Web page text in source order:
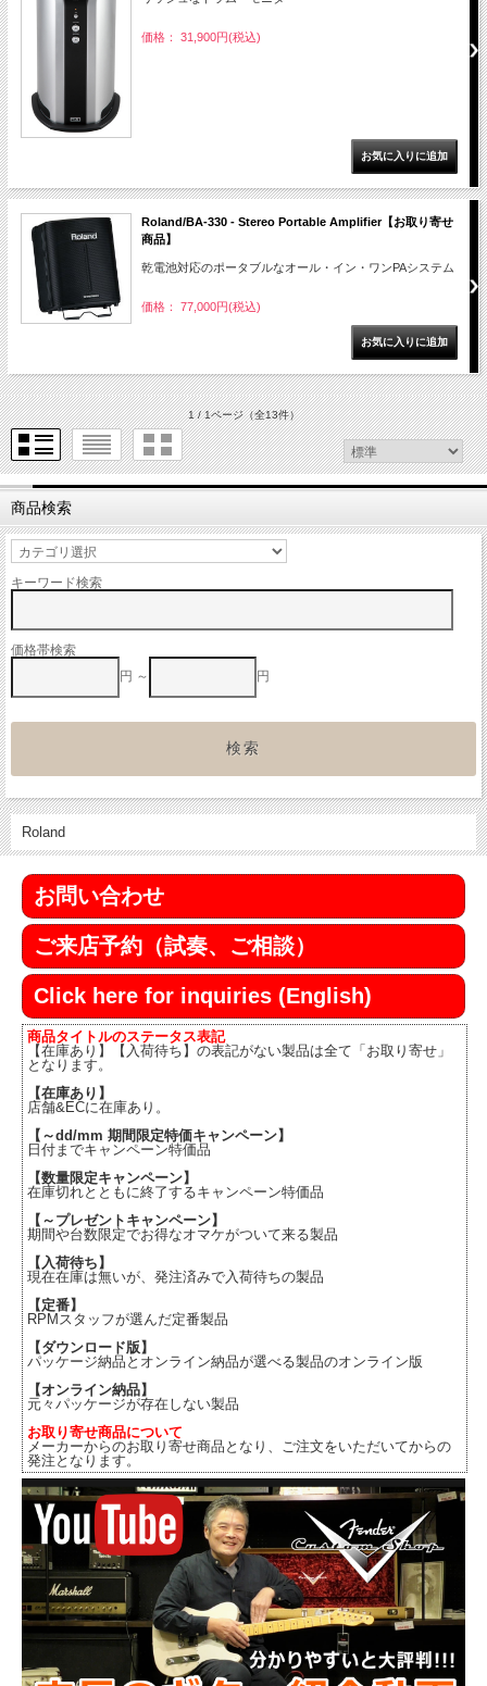
価格： 31,900円(税込)
Roland/BA-330 - Stereo Portable Amplifier【お取り寄せ
商品】
乾電池対応のポータブルなオール・イン・ワンPAシステム
価格： 77,000円(税込)
1 / 1ページ（全13件）
商品検索
キーワード検索
価格帯検索
円 ～
円
Roland
お問い合わせ
ご来店予約（試奏、ご相談）
Click here for inquiries (English)
商品タイトルのステータス表記
【在庫あり】【入荷待ち】の表記がない製品は全て「お取り寄せ」
となります。
【在庫あり】
店舗&ECに在庫あり。
【～dd/mm 期間限定特価キャンペーン】
日付までキャンペーン特価品
【数量限定キャンペーン】
在庫切れとともに終了するキャンペーン特価品
【～プレゼントキャンペーン】
期間や台数限定でお得なオマケがついて来る製品
【入荷待ち】
現在在庫は無いが、発注済みで入荷待ちの製品
【定番】
RPMスタッフが選んだ定番製品
【ダウンロード版】
パッケージ納品とオンライン納品が選べる製品のオンライン版
【オンライン納品】
元々パッケージが存在しない製品
お取り寄せ商品について
メーカーからのお取り寄せ商品となり、ご注文をいただいてからの
発注となります。